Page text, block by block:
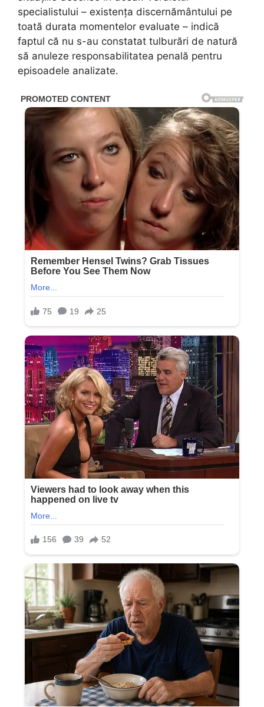
specialistului – existența discernământului pe
toată durata momentelor evaluate – indică
faptul că nu s-au constatat tulburări de natură
să anuleze responsabilitatea penală pentru
episoadele analizate.